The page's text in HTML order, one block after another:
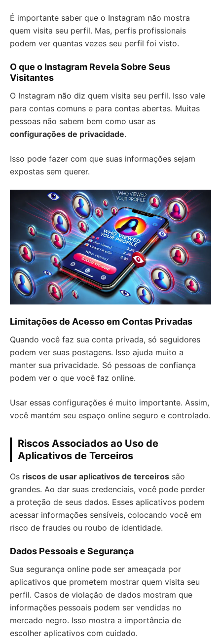
É importante saber que o Instagram não mostra
quem visita seu perfil. Mas, perfis profissionais
podem ver quantas vezes seu perfil foi visto.
O que o Instagram Revela Sobre Seus
Visitantes
O Instagram não diz quem visita seu perfil. Isso vale
para contas comuns e para contas abertas. Muitas
pessoas não sabem bem como usar as
configurações de privacidade.
Isso pode fazer com que suas informações sejam
expostas sem querer.
Limitações de Acesso em Contas Privadas
Quando você faz sua conta privada, só seguidores
podem ver suas postagens. Isso ajuda muito a
manter sua privacidade. Só pessoas de confiança
podem ver o que você faz online.
Usar essas configurações é muito importante. Assim,
você mantém seu espaço online seguro e controlado.
Riscos Associados ao Uso de
Aplicativos de Terceiros
Os riscos de usar aplicativos de terceiros são
grandes. Ao dar suas credenciais, você pode perder
a proteção de seus dados. Esses aplicativos podem
acessar informações sensíveis, colocando você em
risco de fraudes ou roubo de identidade.
Dados Pessoais e Segurança
Sua segurança online pode ser ameaçada por
aplicativos que prometem mostrar quem visita seu
perfil. Casos de violação de dados mostram que
informações pessoais podem ser vendidas no
mercado negro. Isso mostra a importância de
escolher aplicativos com cuidado.